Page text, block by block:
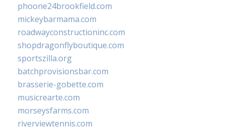
phoone24brookfield.com
mickeybarmama.com
roadwayconstructioninc.com
shopdragonflyboutique.com
sportszilla.org
batchprovisionsbar.com
brasserie-gobette.com
musicrearte.com
morseysfarms.com
riverviewtennis.com